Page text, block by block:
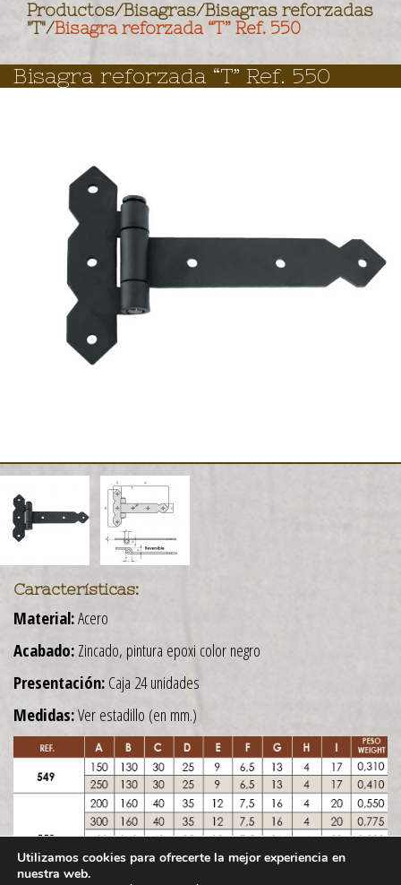
Productos/Bisagras/Bisagras reforzadas
"T"/Bisagra reforzada “T” Ref. 550
Bisagra reforzada “T” Ref. 550
Características:
Material:Acero
Acabado: Zincado, pintura epoxi color negro
Presentación: Caja 24 unidades
Medidas:Ver estadillo (en mm.)
Utilizamos cookies para ofrecerte la mejor experiencia en
nuestra web.